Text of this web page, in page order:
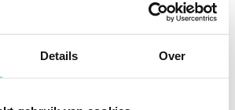
Details Over
over de 500 miljoen